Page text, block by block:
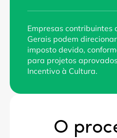
Empresas contribuintes
Gerais podem
imposto devido,
para projetos
Incentivo à Cultura.
O